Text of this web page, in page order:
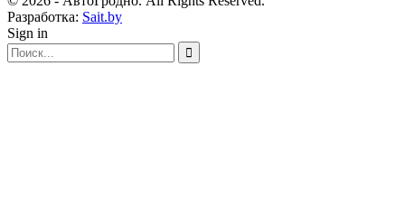
Разработка: Sait.by
Sign in